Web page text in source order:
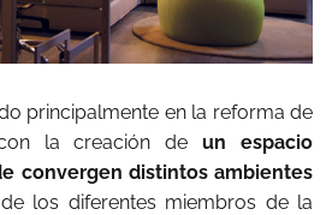
principalmente en la reforma de
la creación deun espacio
convergen distintos ambientes
los diferentes miembros de la